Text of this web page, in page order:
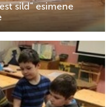
sild" esimene